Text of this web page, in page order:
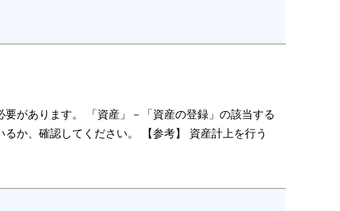
があります。 「資産」－「資産の登録」の該当する
か、確認してください。 【参考】 資産計上を行う